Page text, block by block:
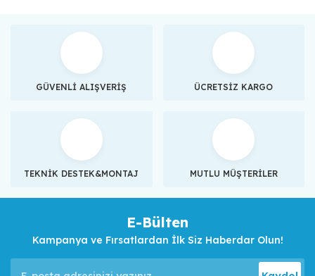
GÜVENLİ ALIŞVERİŞ ÜCRETSİZ KARGO
TEKNİK DESTEK&MONTAJ MUTLU MÜŞTERİLER
E-Bülten
Kampanya ve Fırsatlardan İlk Siz Haberdar Olun!